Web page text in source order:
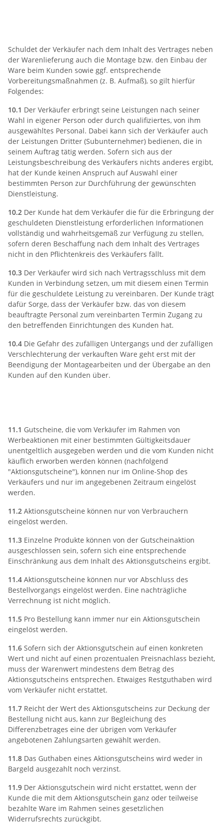
Schuldet der Verkäufer nach dem Inhalt des Vertrages neben
der Warenlieferung auch die Montage bzw. den Einbau der
Ware beim Kunden sowie ggf. entsprechende
Vorbereitungsmaßnahmen (z. B. Aufmaß), so gilt hierfür
Folgendes:
10.1 Der Verkäufer erbringt seine Leistungen nach seiner
Wahl in eigener Person oder durch qualifiziertes, von ihm
ausgewähltes Personal. Dabei kann sich der Verkäufer auch
der Leistungen Dritter (Subunternehmer) bedienen, die in
seinem Auftrag tätig werden. Sofern sich aus der
Leistungsbeschreibung des Verkäufers nichts anderes ergibt,
hat der Kunde keinen Anspruch auf Auswahl einer
bestimmten Person zur Durchführung der gewünschten
Dienstleistung.
10.2 Der Kunde hat dem Verkäufer die für die Erbringung der
geschuldeten Dienstleistung erforderlichen Informationen
vollständig und wahrheitsgemäß zur Verfügung zu stellen,
sofern deren Beschaffung nach dem Inhalt des Vertrages
nicht in den Pflichtenkreis des Verkäufers fällt.
10.3 Der Verkäufer wird sich nach Vertragsschluss mit dem
Kunden in Verbindung setzen, um mit diesem einen Termin
für die geschuldete Leistung zu vereinbaren. Der Kunde trägt
dafür Sorge, dass der Verkäufer bzw. das von diesem
beauftragte Personal zum vereinbarten Termin Zugang zu
den betreffenden Einrichtungen des Kunden hat.
10.4 Die Gefahr des zufälligen Untergangs und der zufälligen
Verschlechterung der verkauften Ware geht erst mit der
Beendigung der Montagearbeiten und der Übergabe an den
Kunden auf den Kunden über.
11.1 Gutscheine, die vom Verkäufer im Rahmen von
Werbeaktionen mit einer bestimmten Gültigkeitsdauer
unentgeltlich ausgegeben werden und die vom Kunden nicht
käuflich erworben werden können (nachfolgend
"Aktionsgutscheine"), können nur im Online-Shop des
Verkäufers und nur im angegebenen Zeitraum eingelöst
werden.
11.2 Aktionsgutscheine können nur von Verbrauchern
eingelöst werden.
11.3 Einzelne Produkte können von der Gutscheinaktion
ausgeschlossen sein, sofern sich eine entsprechende
Einschränkung aus dem Inhalt des Aktionsgutscheins ergibt.
11.4 Aktionsgutscheine können nur vor Abschluss des
Bestellvorgangs eingelöst werden. Eine nachträgliche
Verrechnung ist nicht möglich.
11.5 Pro Bestellung kann immer nur ein Aktionsgutschein
eingelöst werden.
11.6 Sofern sich der Aktionsgutschein auf einen konkreten
Wert und nicht auf einen prozentualen Preisnachlass bezieht,
muss der Warenwert mindestens dem Betrag des
Aktionsgutscheins entsprechen. Etwaiges Restguthaben wird
vom Verkäufer nicht erstattet.
11.7 Reicht der Wert des Aktionsgutscheins zur Deckung der
Bestellung nicht aus, kann zur Begleichung des
Differenzbetrages eine der übrigen vom Verkäufer
angebotenen Zahlungsarten gewählt werden.
11.8 Das Guthaben eines Aktionsgutscheins wird weder in
Bargeld ausgezahlt noch verzinst.
11.9 Der Aktionsgutschein wird nicht erstattet, wenn der
Kunde die mit dem Aktionsgutschein ganz oder teilweise
bezahlte Ware im Rahmen seines gesetzlichen
Widerrufsrechts zurückgibt.